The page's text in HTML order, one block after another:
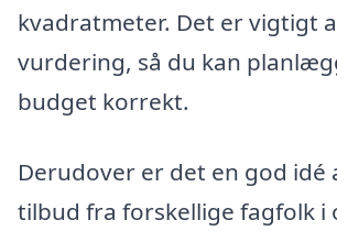
kvadratmeter. Det er vigtigt
vurdering, så du kan
budget korrekt.
Derudover er det en god idé
tilbud fra forskellige fagfolk i